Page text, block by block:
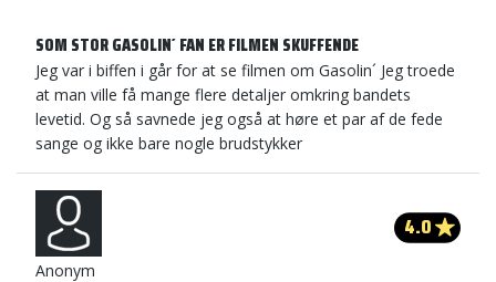
SOM STOR GASOLIN´ FAN ER FILMEN SKUFFENDE
Jeg var i biffen i går for at se filmen om Gasolin´ Jeg troede
at man ville få mange flere detaljer omkring bandets
levetid. Og så savnede jeg også at høre et par af de fede
sange og ikke bare nogle brudstykker
Anonym
4.0